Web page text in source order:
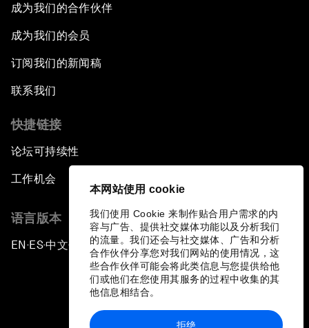
本网站使用 cookie
我们使用 Cookie 来制作贴合用户需求的内
容与广告、提供社交媒体功能以及分析我们
的流量。我们还会与社交媒体、广告和分析
合作伙伴分享您对我们网站的使用情况，这
些合作伙伴可能会将此类信息与您提供给他
们或他们在您使用其服务的过程中收集的其
他信息相结合。
拒绝
成为我们的合作伙伴
成为我们的会员
订阅我们的新闻稿
联系我们
快捷链接
论坛可持续性
工作机会
语言版本
EN ▪ES▪中文▪ 日本語